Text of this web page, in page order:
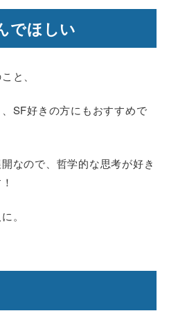
でほしい
と、
SF好きの方にもおすすめで
なので、哲学的な思考が好き
。